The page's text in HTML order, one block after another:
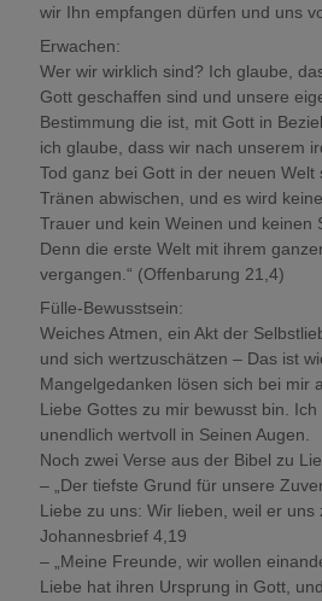
wir Ihn empfangen dürfen und uns
Erwachen:
Wer wir wirklich sind? Ich glaube,
Gott geschaffen sind und unsere
Bestimmung die ist, mit Gott in
ich glaube, dass wir nach unserem
Tod ganz bei Gott in der neuen Welt
Tränen abwischen, und es wird
Trauer und kein Weinen und keinen
Denn die erste Welt mit ihrem
vergangen.“ (Offenbarung 21,4)
Fülle-Bewusstsein:
Weiches Atmen, ein Akt der
und sich wertzuschätzen – Das ist
Mangelgedanken lösen sich bei mir
Liebe Gottes zu mir bewusst bin.
unendlich wertvoll in Seinen Augen.
Noch zwei Verse aus der Bibel zu
– „Der tiefste Grund für unsere
Liebe zu uns: Wir lieben, weil er uns
Johannesbrief 4,19
– „Meine Freunde, wir wollen
Liebe hat ihren Ursprung in Gott,